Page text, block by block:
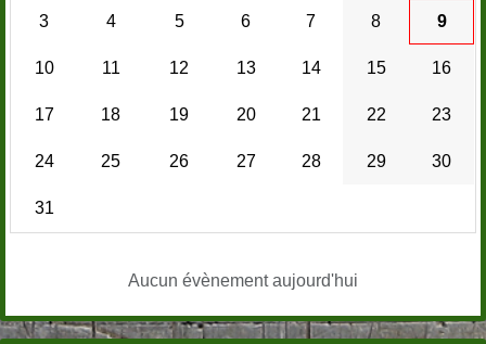
3 4 5 6 7 8 9
10 11 12 13 14 15 16
17 18 19 20 21 22 23
24 25 26 27 28 29 30
31
Aucun évènement aujourd'hui